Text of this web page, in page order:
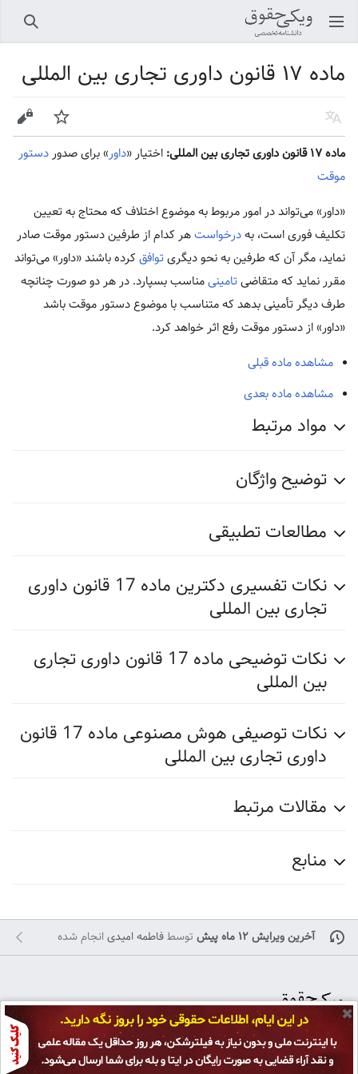
باز کردن منو اصلی جستجو
ماده ۱۷ قانون داوری تجاری بین المللی
زبان پیگیری ویرایش
ماده ۱۷ قانون داوری تجاری بین المللی: اختیار «داور» برای صدوردستور
موقت
«داور» می‌تواند در امور مربوط به موضوع اختلاف که محتاج به تعیین
تکلیف فوری است، بهدرخواستهر کدام از طرفین دستور موقت صادر
نماید، مگر آن که طرفین به نحو دیگریتوافقکرده باشند «داور» می‌تواند
مقرر نماید که متقاضیتامینیمناسب بسپارد. در هر دو صورت چنانچه
طرف دیگر تأمینی بدهد که متناسب با موضوع دستور موقت باشد
«داور» از دستور موقت رفع اثر خواهد کرد.
مشاهده ماده قبلی
مشاهده ماده بعدی
مواد مرتبط
توضیح واژگان
مطالعات تطبیقی
نکات تفسیری دکترین ماده 17 قانون داوری
تجاری بین المللی
نکات توضیحی ماده 17 قانون داوری تجاری
بین المللی
نکات توصیفی هوش مصنوعی ماده 17 قانون
داوری تجاری بین المللی
مقالات مرتبط
منابع
آخرین ویرایش ۱۲ ماه پیش توسطفاطمه امیدی انجام شده
تمامی حقوق برایپژوهشکده حقوق و قانون ایران محفوظ است و هرگونه کپی
✖